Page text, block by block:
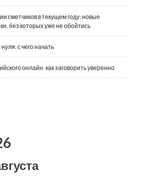
сметчиков в текущем году: новые
без которых уже не обойтись
с чего начать
онлайн: как заговорить уверенно